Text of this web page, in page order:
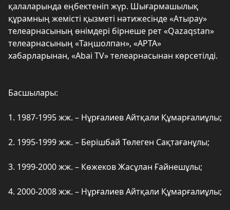
қалаларында еңбектеніп жүр. Шығармашылық
құрамның жемісті қызметі нәтижесінде «Атырау»
телеарнасының өнімдері бірнеше рет «Qazaqstan»
телеарнасының «Таңшолпан», «APTA»
хабарларынан, «Abai TV» телеарнасынан көрсетілді.
Басшылары:
1. 1987-1995 жж. – Нұрғалиев Айтқали Құмарғалиұлы;
2. 1995-1999 жж. – Берішбай Төлеген Сақтағанұлы;
3. 1999-2000 жж. – Көжеков Жасұлан Ғайнешұлы;
4. 2000-2008 жж. – Нұрғалиев Айтқали Құмарғалиұлы;